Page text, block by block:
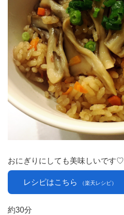
おにぎりにしても美味しいです♡
レシピはこちら （楽天レシピ）
約30分